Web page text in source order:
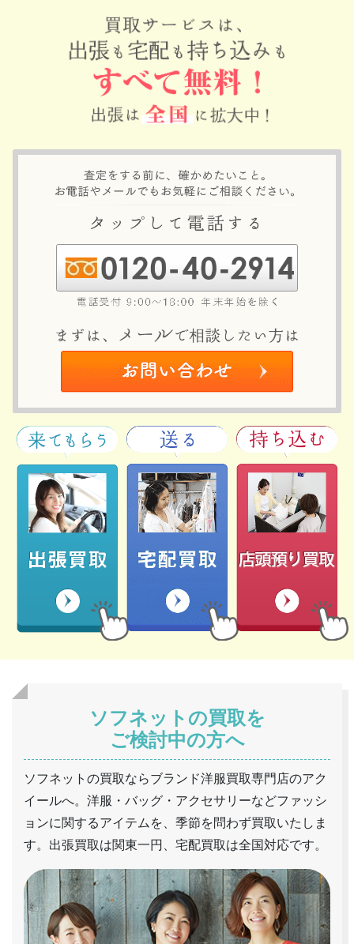
ソフネットの買取を
ご検討中の方へ
ソフネットの買取ならブランド洋服買取専門店のアク
イールへ。洋服・バッグ・アクセサリーなどファッシ
ョンに関するアイテムを、季節を問わず買取いたしま
す。出張買取は関東一円、宅配買取は全国対応です。